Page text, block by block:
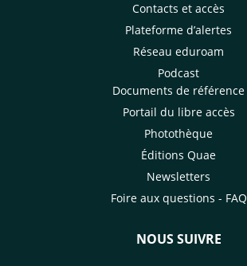
Contacts et accès
Plateforme d’alertes
Réseau eduroam
Podcast
Documents de référence
Portail du libre accès
Photothèque
Éditions Quae
Newsletters
Foire aux questions - FAQ
NOUS SUIVRE